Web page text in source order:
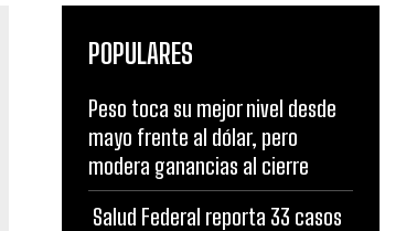
POPULARES
Peso toca su mejor nivel desde
mayo frente al dólar, pero
modera ganancias al cierre
Salud Federal reporta 33 casos